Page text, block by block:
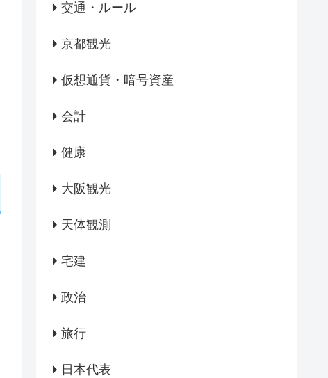
交通・ルール
京都観光
仮想通貨・暗号資産
会計
健康
大阪観光
天体観測
宅建
政治
旅行
日本代表